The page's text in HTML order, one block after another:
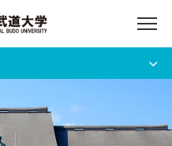
入試資料請求